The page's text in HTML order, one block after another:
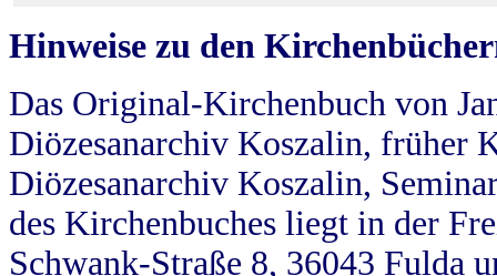
Hinweise zu den
Das Original-Kirchenbuch von
Diözesanarchiv Koszalin, früher
Diözesanarchiv Koszalin,
des Kirchenbuches liegt in der
Schwank-Straße 8, 36043 Fulda